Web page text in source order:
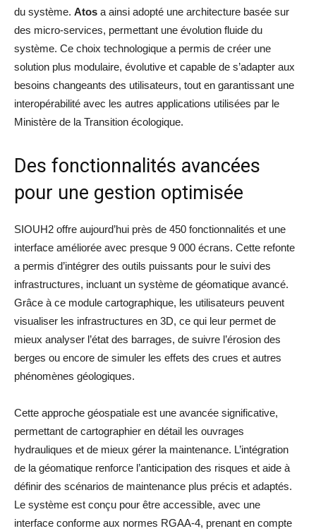
du système. Atos a ainsi adopté une architecture basée sur
des micro-services, permettant une évolution fluide du
système. Ce choix technologique a permis de créer une
solution plus modulaire, évolutive et capable de s’adapter aux
besoins changeants des utilisateurs, tout en garantissant une
interopérabilité avec les autres applications utilisées par le
Ministère de la Transition écologique.
Des fonctionnalités avancées
pour une gestion optimisée
SIOUH2 offre aujourd’hui près de 450 fonctionnalités et une
interface améliorée avec presque 9 000 écrans. Cette refonte
a permis d’intégrer des outils puissants pour le suivi des
infrastructures, incluant un système de géomatique avancé.
Grâce à ce module cartographique, les utilisateurs peuvent
visualiser les infrastructures en 3D, ce qui leur permet de
mieux analyser l’état des barrages, de suivre l’érosion des
berges ou encore de simuler les effets des crues et autres
phénomènes géologiques.
Cette approche géospatiale est une avancée significative,
permettant de cartographier en détail les ouvrages
hydrauliques et de mieux gérer la maintenance. L’intégration
de la géomatique renforce l’anticipation des risques et aide à
définir des scénarios de maintenance plus précis et adaptés.
Le système est conçu pour être accessible, avec une
interface conforme aux normes RGAA-4, prenant en compte